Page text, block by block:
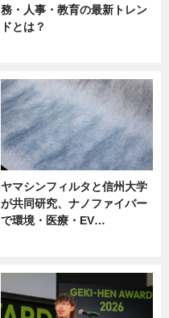
務・人事・教育の最新トレン
ドとは？
ヤマシンフィルタと信州大学
が共同研究、ナノファイバー
で環境・医療・EV…